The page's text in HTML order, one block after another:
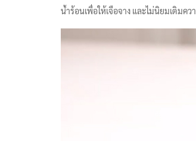
น้ำร้อนเพื่อให้เจือจาง และไม่นิยมเติมค